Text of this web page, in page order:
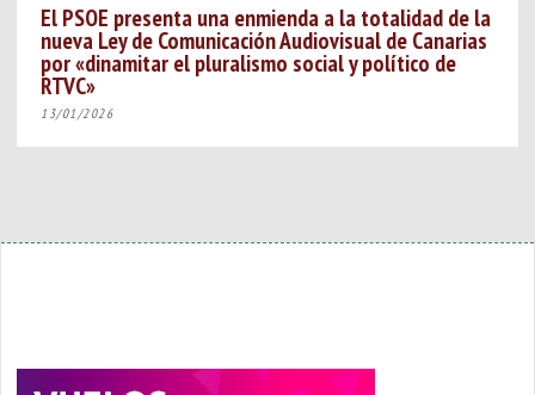
El PSOE presenta una enmienda a la totalidad de la
nueva Ley de Comunicación Audiovisual de Canarias
por «dinamitar el pluralismo social y político de
RTVC»
13/01/2026